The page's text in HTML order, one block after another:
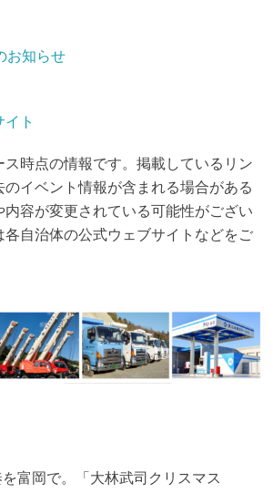
お知らせ
ト
時点の情報です。掲載しているリン
のイベント情報が含まれる場合がある
内容が変更されている可能性がござい
各自治体の公式ウェブサイトなどをご
富岡で。「大林武司クリスマス